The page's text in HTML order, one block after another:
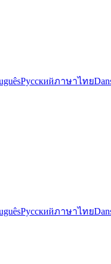
Русскийภาษาไทย
Русскийภาษาไทย